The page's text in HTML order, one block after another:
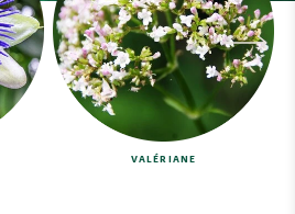
VALÉRIANE